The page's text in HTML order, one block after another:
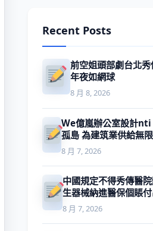
Recent Posts
前空姐頭部劇台北
年夜如網球
8 月 8, 2026
We億嵐辦公室設計
孤島 為建筑業供給無
8 月 7, 2026
中國規定不得秀傳醫
生器械納進醫保個賬
8 月 7, 2026